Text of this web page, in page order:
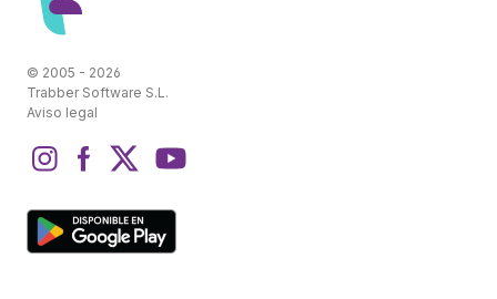
© 2005 - 2026
Trabber Software S.L.
Aviso legal